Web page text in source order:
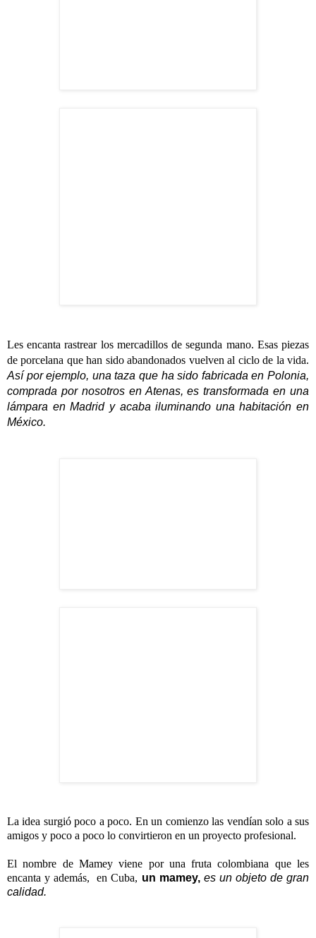
Les encanta rastrear los mercadillos de segunda mano. Esas piezas
de porcelana que han sido abandonados vuelven al ciclo de la vida.
Así por ejemplo, una taza que ha sido fabricada en Polonia,
comprada por nosotros en Atenas, es transformada en una
lámpara en Madrid y acaba iluminando una habitación en
México.
La idea surgió poco a poco. En un comienzo las vendían solo a sus
amigos y poco a poco lo convirtieron en un proyecto profesional.
El nombre de Mamey viene por una fruta colombiana que les
encanta y además, en Cuba, un mamey,es un objeto de gran
calidad.